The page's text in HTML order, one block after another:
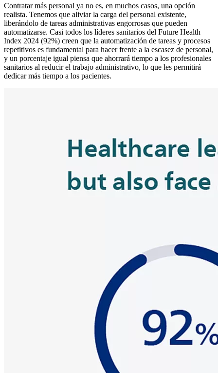
Contratar más personal ya no es, en muchos casos, una opción
realista. Tenemos que aliviar la carga del personal existente,
liberándolo de tareas administrativas engorrosas que pueden
automatizarse. Casi todos los líderes sanitarios del Future Health
Index 2024 (92%) creen que la automatización de tareas y procesos
repetitivos es fundamental para hacer frente a la escasez de personal,
y un porcentaje igual piensa que ahorrará tiempo a los profesionales
sanitarios al reducir el trabajo administrativo, lo que les permitirá
dedicar más tiempo a los pacientes.